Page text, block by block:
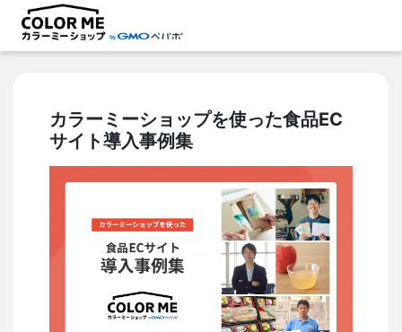
カラーミーショップを使った食品EC
サイト導入事例集